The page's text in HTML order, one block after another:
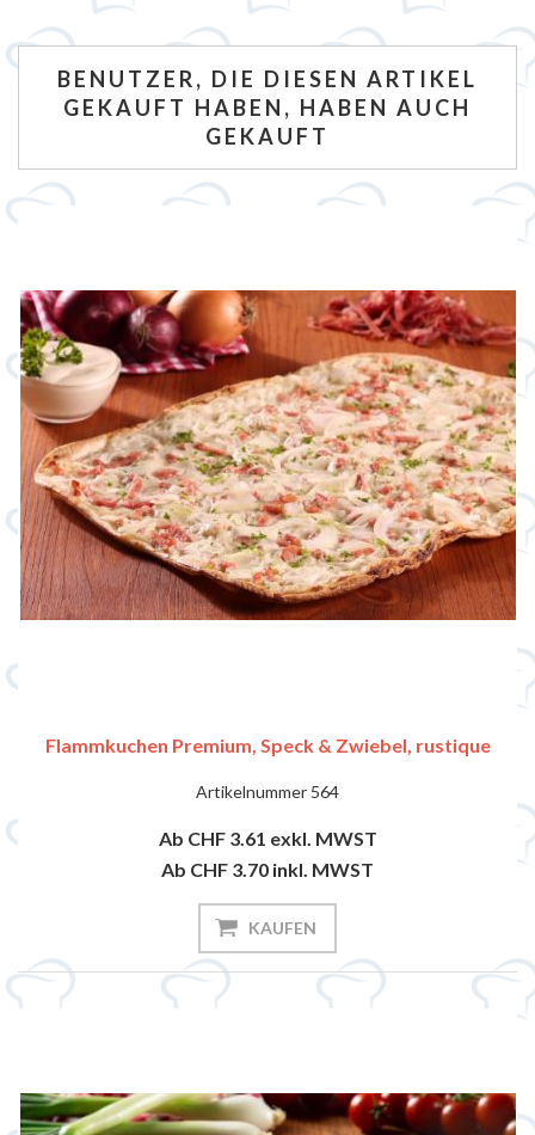
BENUTZER, DIE DIESEN ARTIKEL
GEKAUFT HABEN, HABEN AUCH
GEKAUFT
Flammkuchen Premium, Speck & Zwiebel, rustique
Artikelnummer 564
Ab CHF 3.61 exkl. MWST
Ab CHF 3.70 inkl. MWST
KAUFEN